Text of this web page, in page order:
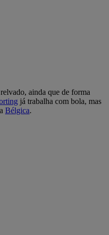
ainda que de forma
já trabalha com bola, mas
Bélgica.